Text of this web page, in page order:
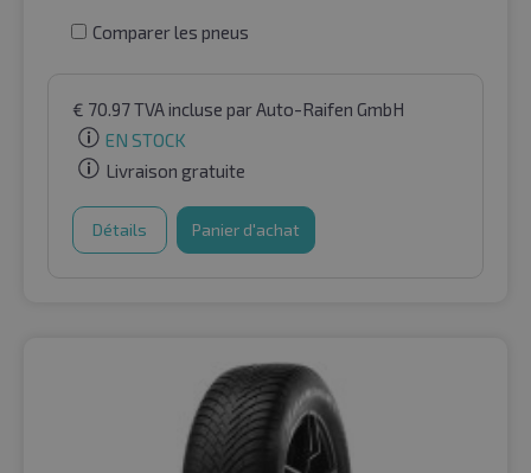
Comparer les pneus
€ 70.97TVA incluse par Auto-Raifen GmbH
EN STOCK
Livraison gratuite
Détails Panier d'achat